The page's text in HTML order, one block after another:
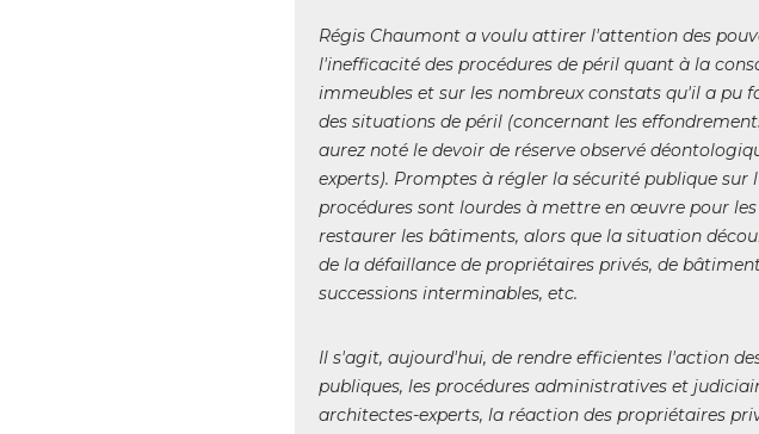
Régis Chaumont a voulu attirer l'attention des
l'inefficacité des procédures de péril quant à la
immeubles et sur les nombreux constats qu'il a pu
des situations de péril (concernant les
aurez noté le devoir de réserve observé
experts). Promptes à régler la sécurité publique sur
procédures sont lourdes à mettre en œuvre pour
restaurer les bâtiments, alors que la situation
de la défaillance de propriétaires privés, de
successions interminables, etc.
Il s'agit, aujourd'hui, de rendre efficientes l'action
publiques, les procédures administratives et
architectes-experts, la réaction des propriétaires